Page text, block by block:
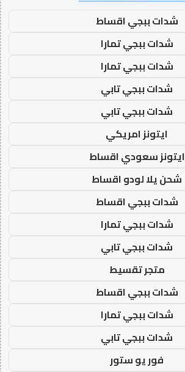
شدات ببجي اقساط
شدات ببجي تمارا
شدات ببجي تمارا
شدات ببجي تابي
شدات ببجي تابي
ايتونز امريكي
ايتونز سعودي اقساط
شحن يلا لودو اقساط
شدات ببجي اقساط
شدات ببجي تمارا
شدات ببجي تابي
متجر تقسيط
شدات ببجي اقساط
شدات ببجي تمارا
شدات ببجي تابي
فور يو ستور